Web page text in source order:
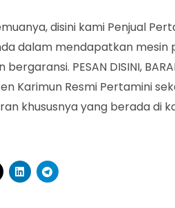
disini kami Penjual
dalam mendapatkan
PESAN DISINI,
Karimun Resmi Pertamini
khususnya yang berada di